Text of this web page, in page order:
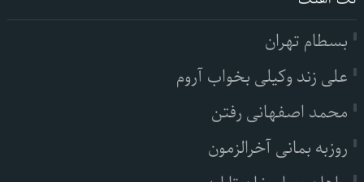
بسطام تهران
علی زند وکیلی بخواب آروم
محمد اصفهانی رفتن
روزبه بمانی آخرالزمون